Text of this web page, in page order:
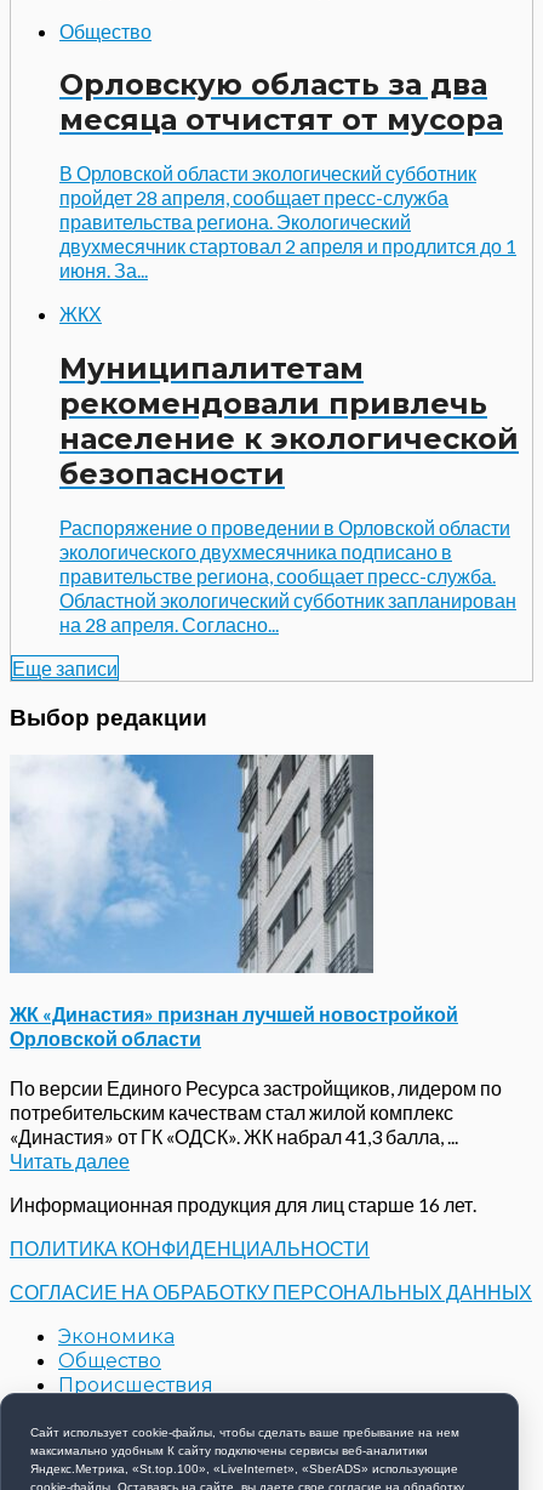
Общество
Орловскую область за два
месяца отчистят от мусора
В Орловской области экологический субботник
пройдет 28 апреля, сообщает пресс-служба
правительства региона. Экологический
двухмесячник стартовал 2 апреля и продлится до 1
июня. За...
ЖКХ
Муниципалитетам
рекомендовали привлечь
население к экологической
безопасности
Распоряжение о проведении в Орловской области
экологического двухмесячника подписано в
правительстве региона, сообщает пресс-служба.
Областной экологический субботник запланирован
на 28 апреля. Согласно...
Еще записи
Выбор редакции
ЖК «Династия» признан лучшей новостройкой
Орловской области
По версии Единого Ресурса застройщиков, лидером по
потребительским качествам стал жилой комплекс
«Династия» от ГК «ОДСК». ЖК набрал 41,3 балла, ...
Читать далее
Информационная продукция для лиц старше 16 лет.
ПОЛИТИКА КОНФИДЕНЦИАЛЬНОСТИ
СОГЛАСИЕ НА ОБРАБОТКУ ПЕРСОНАЛЬНЫХ ДАННЫХ
Экономика
Общество
Происшествия
Контакты
Новости компаний
Сайт использует cookie-файлы, чтобы сделать ваше пребывание на нем
максимально удобным К cайту подключены сервисы веб-аналитики
Яндекс.Метрика, «St.top.100», «LiveInternet», «SberADS» использующиe
cookie-файлы. Оставаясь на сайте, вы даете свое согласие на обработку